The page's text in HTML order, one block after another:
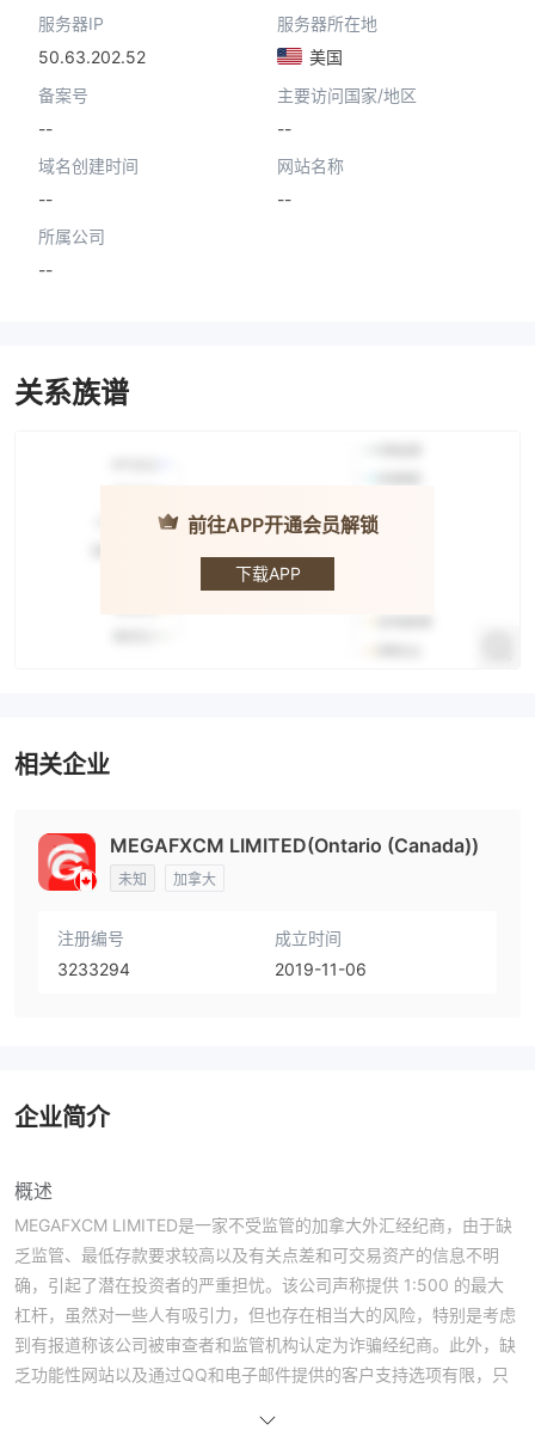
服务器IP
50.63.202.52
服务器所在地
美国
备案号
--
主要访问国家/地区
--
域名创建时间
--
网站名称
--
所属公司
--
关系族谱
前往APP开通会员解锁
下载APP
嘉
相关企业
MEGAFXCM LIMITED(Ontario (Canada))
未知 加拿大
注册编号
3233294
成立时间
2019-11-06
企业简介
概述
MEGAFXCM LIMITED是一家不受监管的加拿大外汇经纪商，由于缺
乏监管、最低存款要求较高以及有关点差和可交易资产的信息不明
确，引起了潜在投资者的严重担忧。该公司声称提供 1:500 的最大
杠杆，虽然对一些人有吸引力，但也存在相当大的风险，特别是考虑
到有报道称该公司被审查者和监管机构认定为诈骗经纪商。此外，缺
乏功能性网站以及通过QQ和电子邮件提供的客户支持选项有限，只